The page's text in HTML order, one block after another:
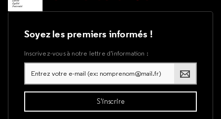
Soyez les premiers informés !
Inscrivez-vous à notre lettre d’information :